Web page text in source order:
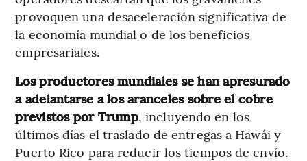
provoquen una desaceleración significativa de
la economía mundial o de los beneficios
empresariales.
Los productores mundiales se han apresurado
a adelantarse a los aranceles sobre el cobre
previstos por Trump, incluyendo en los
últimos días el traslado de entregas a Hawái y
Puerto Rico para reducir los tiempos de envío.